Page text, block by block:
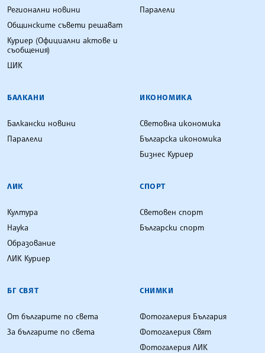
Регионални новини
Общинските съвети решават
Куриер (Официални актове и
съобщения)
ЦИК
Паралели
БАЛКАНИ
Балкански новини
Паралели
ИКОНОМИКА
Световна икономика
Българска икономика
Бизнес Куриер
ЛИК
Култура
Наука
Образование
ЛИК Куриер
СПОРТ
Световен спорт
Български спорт
БГ СВЯТ
От българите по света
За българите по света
СНИМКИ
Фотогалерия България
Фотогалерия Свят
Фотогалерия ЛИК